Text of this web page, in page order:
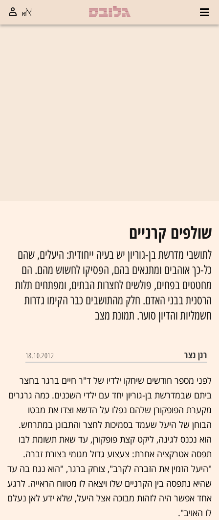
שולפים קרניים
לתושבי מדרשת בן-גוריון יש בעיה ייחודית: היעלים, שהם
כל-כך אוהבים ומתגאים בהם, הפסיקו לחשוש מהם. הם
מחטטים בפחים, פולשים לחצרות הבתים, ומפתחים תלות
הרסנית בבני האדם. חלק מהתושבים כבר הקימו גדרות
חשמליות והדיון סוער. תמונת מצב
רנן נצר 18.10.2012
לפני מספר חודשים שיחקו ילדיו של ד"ר חיים ברגר בחצר
ביתם שבמדרשת בן-גוריון יחד עם ילדי השכנים. כמה גרגרים
מקערת הפופקורן שלהם נפלו על הדשא וצדו את מבטו
הבוחן של היעל שעמד בסמיכות לחצר והתבונן במתרחש.
הוא נכנס לגינה, ליקט קצת פופקורן, עד שאת תשומת לבו
תפסה אטרקציה אחרת: צעצוע גדול מגומי בצורת זברה.
"היעל הזמין את הזברה לקרב", צוחק ברגר, "הוא נגח בה עד
שהיא נתפסה בין הקרניים שלו ויצאה לו מטווח הראייה. לרגע
אחד אפשר היה לזהות מבוכה אצל היעל, שלא ידע לאן נעלם
לו האויב".